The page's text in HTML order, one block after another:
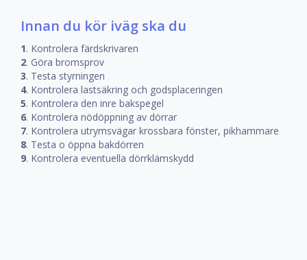
Innan du kör iväg ska du
1. Kontrolera färdskrivaren
2. Göra bromsprov
3. Testa styrningen
4. Kontrolera lastsäkring och godsplaceringen
5. Kontrolera den inre bakspegel
6. Kontrolera nödöppning av dörrar
7. Kontrolera utrymsvägar krossbara fönster, pikhammare
8. Testa o öppna bakdörren
9. Kontrolera eventuella dörrklämskydd